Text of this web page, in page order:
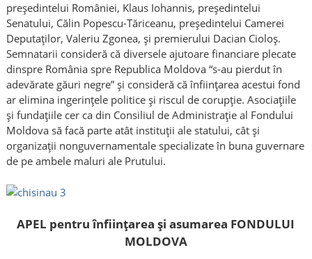
preşedintelui României, Klaus Iohannis, preşedintelui
Senatului, Călin Popescu-Tăriceanu, preşedintelui Camerei
Deputaţilor, Valeriu Zgonea, şi premierului Dacian Cioloş.
Semnatarii consideră că diversele ajutoare financiare plecate
dinspre România spre Republica Moldova “s-au pierdut în
adevărate găuri negre” şi consideră că înfiinţarea acestui fond
ar elimina ingerințele politice și riscul de corupție. Asociaţiile
şi fundaţiile cer ca din Consiliul de Administraţie al Fondului
Moldova să facă parte atât instituții ale statului, cât și
organizații nonguvernamentale specializate în buna guvernare
de pe ambele maluri ale Prutului.
APEL pentru înființarea și asumarea FONDULUI
MOLDOVA